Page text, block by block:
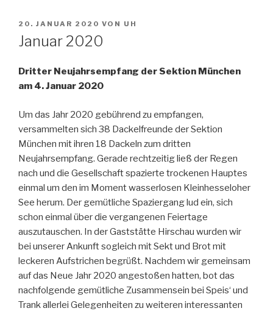
VERÖFFENTLICHT
AM
20. JANUAR 2020 VON UH
Januar 2020
Dritter Neujahrsempfang der Sektion München
am 4. Januar 2020
Um das Jahr 2020 gebührend zu empfangen,
versammelten sich 38 Dackelfreunde der Sektion
München mit ihren 18 Dackeln zum dritten
Neujahrsempfang. Gerade rechtzeitig ließ der Regen
nach und die Gesellschaft spazierte trockenen Hauptes
einmal um den im Moment wasserlosen Kleinhesseloher
See herum. Der gemütliche Spaziergang lud ein, sich
schon einmal über die vergangenen Feiertage
auszutauschen. In der Gaststätte Hirschau wurden wir
bei unserer Ankunft sogleich mit Sekt und Brot mit
leckeren Aufstrichen begrüßt. Nachdem wir gemeinsam
auf das Neue Jahr 2020 angestoßen hatten, bot das
nachfolgende gemütliche Zusammensein bei Speis‘ und
Trank allerlei Gelegenheiten zu weiteren interessanten